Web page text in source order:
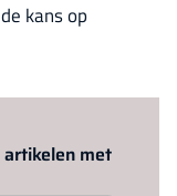
kans op
met